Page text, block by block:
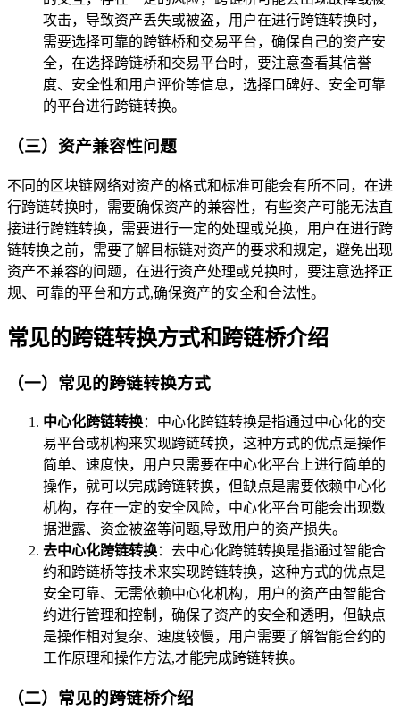
攻击，导致资产丢失或被盗，用户在进行跨链转换时，
需要选择可靠的跨链桥和交易平台，确保自己的资产安
全，在选择跨链桥和交易平台时，要注意查看其信誉
度、安全性和用户评价等信息，选择口碑好、安全可靠
的平台进行跨链转换。
（三）资产兼容性问题
不同的区块链网络对资产的格式和标准可能会有所不同，在进
行跨链转换时，需要确保资产的兼容性，有些资产可能无法直
接进行跨链转换，需要进行一定的处理或兑换，用户在进行跨
链转换之前，需要了解目标链对资产的要求和规定，避免出现
资产不兼容的问题，在进行资产处理或兑换时，要注意选择正
规、可靠的平台和方式,确保资产的安全和合法性。
常见的跨链转换方式和跨链桥介绍
（一）常见的跨链转换方式
中心化跨链转换：中心化跨链转换是指通过中心化的交
易平台或机构来实现跨链转换，这种方式的优点是操作
简单、速度快，用户只需要在中心化平台上进行简单的
操作，就可以完成跨链转换，但缺点是需要依赖中心化
机构，存在一定的安全风险，中心化平台可能会出现数
据泄露、资金被盗等问题,导致用户的资产损失。
去中心化跨链转换：去中心化跨链转换是指通过智能合
约和跨链桥等技术来实现跨链转换，这种方式的优点是
安全可靠、无需依赖中心化机构，用户的资产由智能合
约进行管理和控制，确保了资产的安全和透明，但缺点
是操作相对复杂、速度较慢，用户需要了解智能合约的
工作原理和操作方法,才能完成跨链转换。
（二）常见的跨链桥介绍